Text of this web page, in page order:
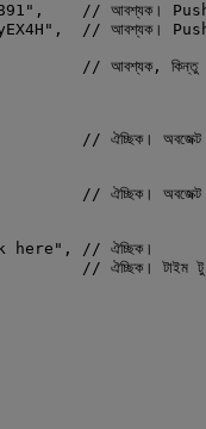
" , // আবশ্যক।
" , // আবশ্যক।
[ // আবশ্যক, কিন্তু
{ // ঐচ্ছিক। অবজেক্ট
{ // ঐচ্ছিক। অবজেক্ট
here" , // ঐচ্ছিক।
// ঐচ্ছিক। টাইম টু